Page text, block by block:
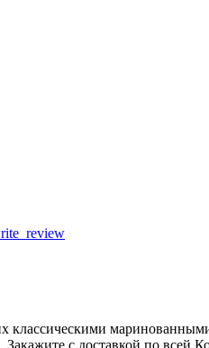
классическими
Закажите с доставкой по всей